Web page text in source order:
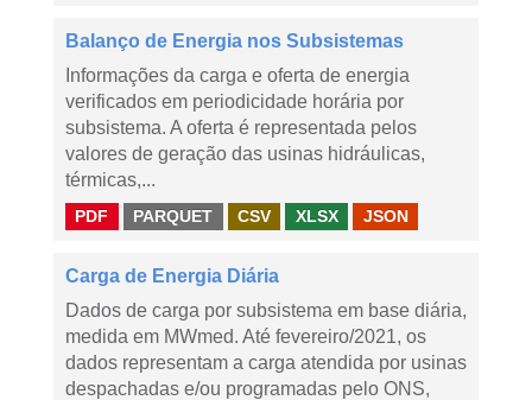
Balanço de Energia nos Subsistemas
Informações da carga e oferta de energia
verificados em periodicidade horária por
subsistema. A oferta é representada pelos
valores de geração das usinas hidráulicas,
térmicas,...
PDF PARQUET CSV XLSX JSON
Carga de Energia Diária
Dados de carga por subsistema em base diária,
medida em MWmed. Até fevereiro/2021, os
dados representam a carga atendida por usinas
despachadas e/ou programadas pelo ONS,